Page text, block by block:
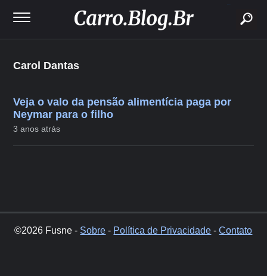
Carol Dantas
Veja o valo da pensão alimentícia paga por
Neymar para o filho
3 anos atrás
©2026 Fusne - Sobre - Política de Privacidade -Contato